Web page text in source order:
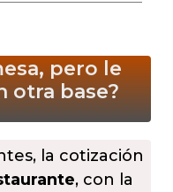
pero le
otra base?
la cotización
, con la